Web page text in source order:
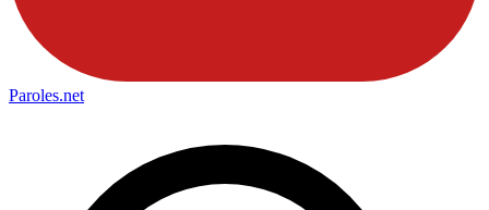
Paroles.net